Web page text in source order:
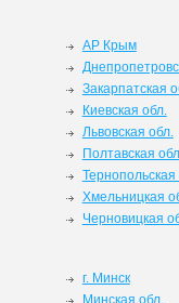
АР Крым
Закарпатская
Киевская обл.
Львовская обл.
Полтавская
Тернопольская
Хмельницкая
Черновицкая
г. Минск
Минская обл.